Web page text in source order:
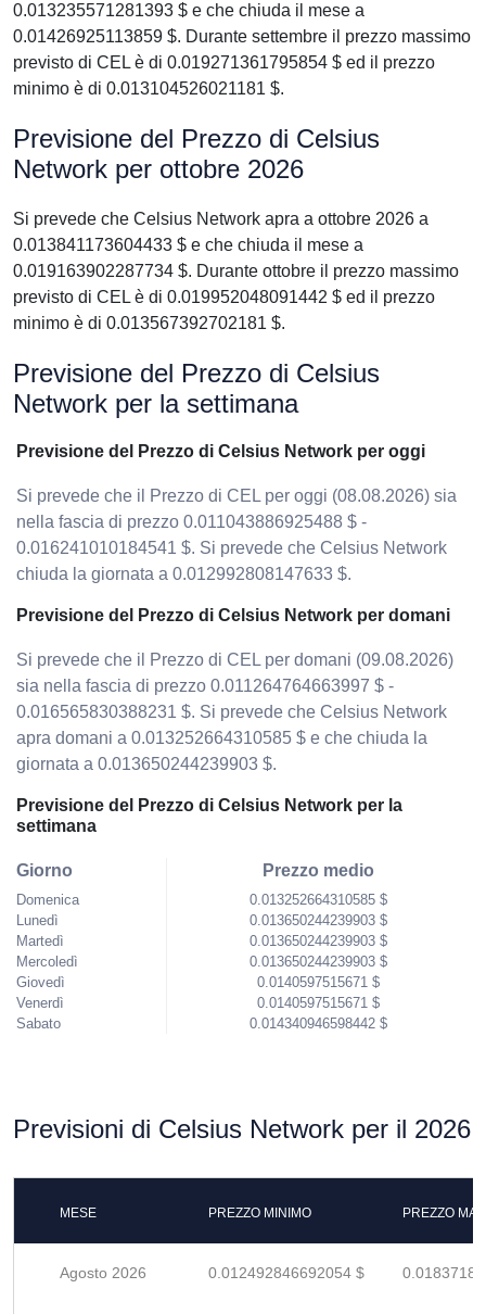
0.013235571281393 $ e che chiuda il mese a
0.01426925113859 $. Durante settembre il prezzo massimo
previsto di CEL è di 0.019271361795854 $ ed il prezzo
minimo è di 0.013104526021181 $.
Previsione del Prezzo di Celsius
Network per ottobre 2026
Si prevede che Celsius Network apra a ottobre 2026 a
0.013841173604433 $ e che chiuda il mese a
0.019163902287734 $. Durante ottobre il prezzo massimo
previsto di CEL è di 0.019952048091442 $ ed il prezzo
minimo è di 0.013567392702181 $.
Previsione del Prezzo di Celsius
Network per la settimana
Previsione del Prezzo di Celsius Network per oggi
Si prevede che il Prezzo di CEL per oggi (08.08.2026) sia
nella fascia di prezzo 0.011043886925488 $ -
0.016241010184541 $. Si prevede che Celsius Network
chiuda la giornata a 0.012992808147633 $.
Previsione del Prezzo di Celsius Network per domani
Si prevede che il Prezzo di CEL per domani (09.08.2026)
sia nella fascia di prezzo 0.011264764663997 $ -
0.016565830388231 $. Si prevede che Celsius Network
apra domani a 0.013252664310585 $ e che chiuda la
giornata a 0.013650244239903 $.
Previsione del Prezzo di Celsius Network per la
settimana
Giorno
Domenica
Lunedì
Martedì
Mercoledì
Giovedì
Venerdì
Sabato
Prezzo medio
0.013252664310585 $
0.013650244239903 $
0.013650244239903 $
0.013650244239903 $
0.0140597515671 $
0.0140597515671 $
0.014340946598442 $
Previsioni di Celsius Network per il 2026
MESE PREZZO MINIMO PREZZO
Agosto 2026 0.012492846692054 $